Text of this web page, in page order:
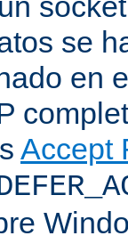
se
en
Accept